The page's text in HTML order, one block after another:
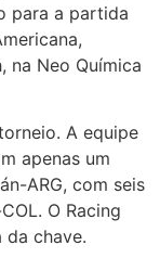
para a partida
na Neo Química
A equipe
apenas um
ARG, com seis
O Racing
da chave.